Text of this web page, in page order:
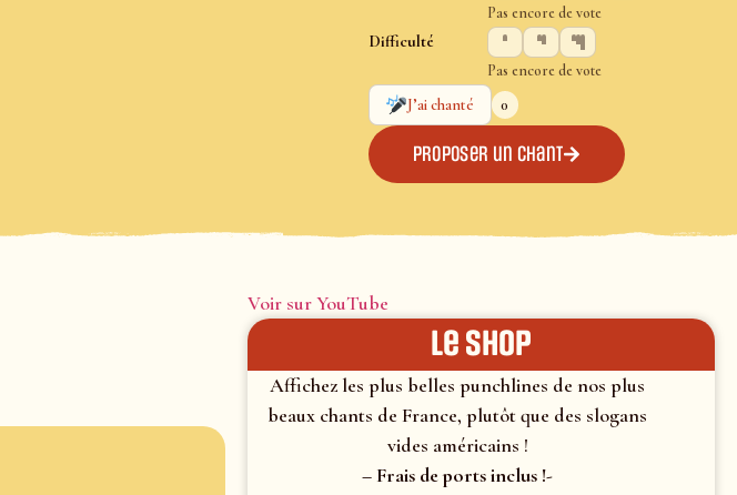
Pas encore de vote
Difficulté
Pas encore de vote
J’ai chanté
0
Proposer un chant
Voir sur YouTube
le shop
Affichez les plus belles punchlines de nos plus
beaux chants de France, plutôt que des slogans
vides américains !
– Frais de ports inclus !-